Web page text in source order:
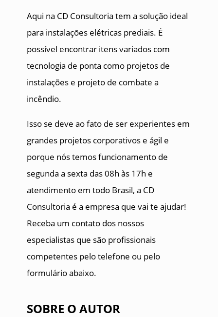
Aqui na CD Consultoria tem a solução ideal
para instalações elétricas prediais. É
possível encontrar itens variados com
tecnologia de ponta como projetos de
instalações e projeto de combate a
incêndio.
Isso se deve ao fato de ser experientes em
grandes projetos corporativos e ágil e
porque nós temos funcionamento de
segunda a sexta das 08h às 17h e
atendimento em todo Brasil, a CD
Consultoria é a empresa que vai te ajudar!
Receba um contato dos nossos
especialistas que são profissionais
competentes pelo telefone ou pelo
formulário abaixo.
SOBRE O AUTOR